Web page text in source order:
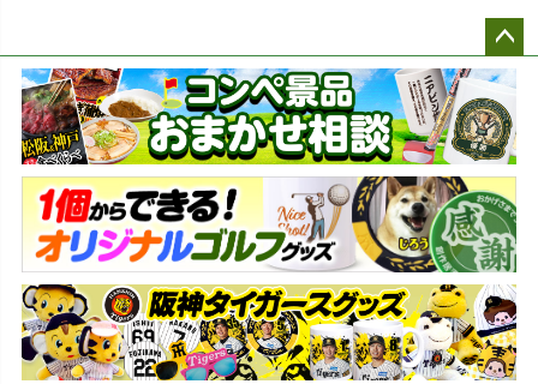
ペー
ジト
ップ
へ